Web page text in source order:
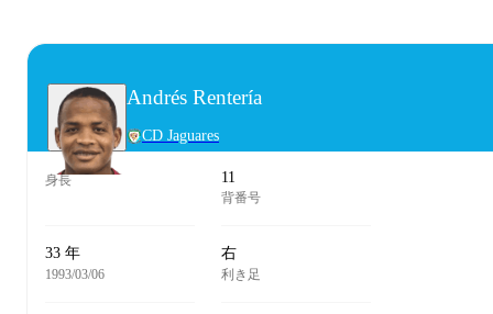
Andrés Rentería
CD Jaguares
身長 11
背番号
33 年
1993/03/06
右
利き足